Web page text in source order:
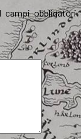
I campi obbligatori
*